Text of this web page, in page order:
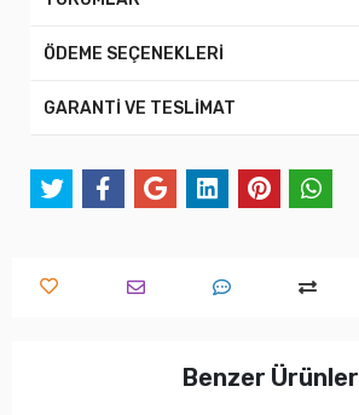
ÖDEME SEÇENEKLERİ
GARANTİ VE TESLİMAT
Benzer Ürünler